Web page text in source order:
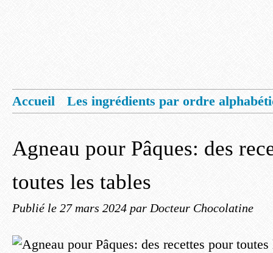
Accueil
Les ingrédients par ordre
Agneau pour Pâques: des
toutes les tables
Publié le 27 mars 2024 par Docteur Chocolatine